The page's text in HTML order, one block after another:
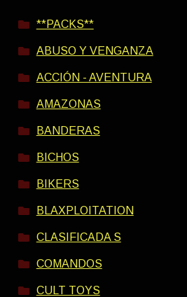
**PACKS**
ABUSO Y VENGANZA
ACCIÓN - AVENTURA
AMAZONAS
BANDERAS
BICHOS
BIKERS
BLAXPLOITATION
CLASIFICADA S
COMANDOS
CULT TOYS